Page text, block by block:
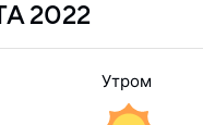
2022
Утром